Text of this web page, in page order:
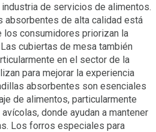
de servicios de alimentos.
absorbentes de alta calidad está
los consumidores priorizan la
cubiertas de mesa también
en el sector de la
para mejorar la experiencia
absorbentes son esenciales
de alimentos, particularmente
donde ayudan a mantener
Los forros especiales para